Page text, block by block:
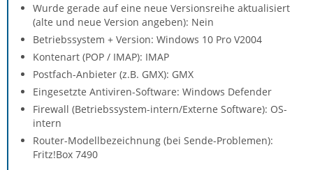
Wurde gerade auf eine neue Versionsreihe aktualisiert
(alte und neue Version angeben): Nein
Betriebssystem + Version: Windows 10 Pro V2004
Kontenart (POP / IMAP): IMAP
Postfach-Anbieter (z.B. GMX): GMX
Eingesetzte Antiviren-Software: Windows Defender
Firewall (Betriebssystem-intern/Externe Software): OS-
intern
Router-Modellbezeichnung (bei Sende-Problemen):
Fritz!Box 7490